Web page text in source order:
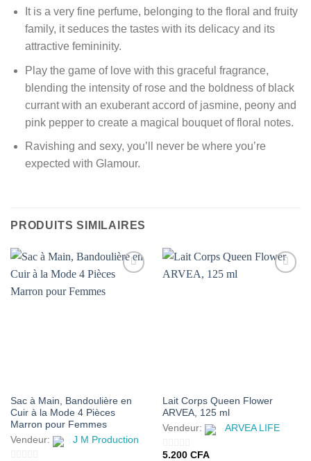
It is a very fine perfume, belonging to the floral and fruity
family, it seduces the tastes with its delicacy and its
attractive femininity.
Play the game of love with this graceful fragrance,
blending the intensity of rose and the boldness of black
currant with an exuberant accord of jasmine, peony and
pink pepper to create a magical bouquet of floral notes.
Ravishing and sexy, you’ll never be where you’re
expected with Glamour.
PRODUITS SIMILAIRES
Sac à Main, Bandoulière en
Cuir à la Mode 4 Pièces
Marron pour Femmes
Vendeur:
J M Production
Lait Corps Queen Flower
ARVEA, 125 ml
Vendeur:
ARVEA LIFE
0
5.200 CFA